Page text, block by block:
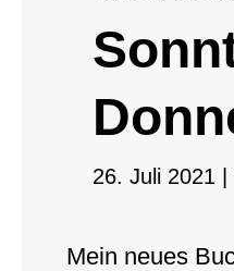
26. Juli 2021
Mein neues